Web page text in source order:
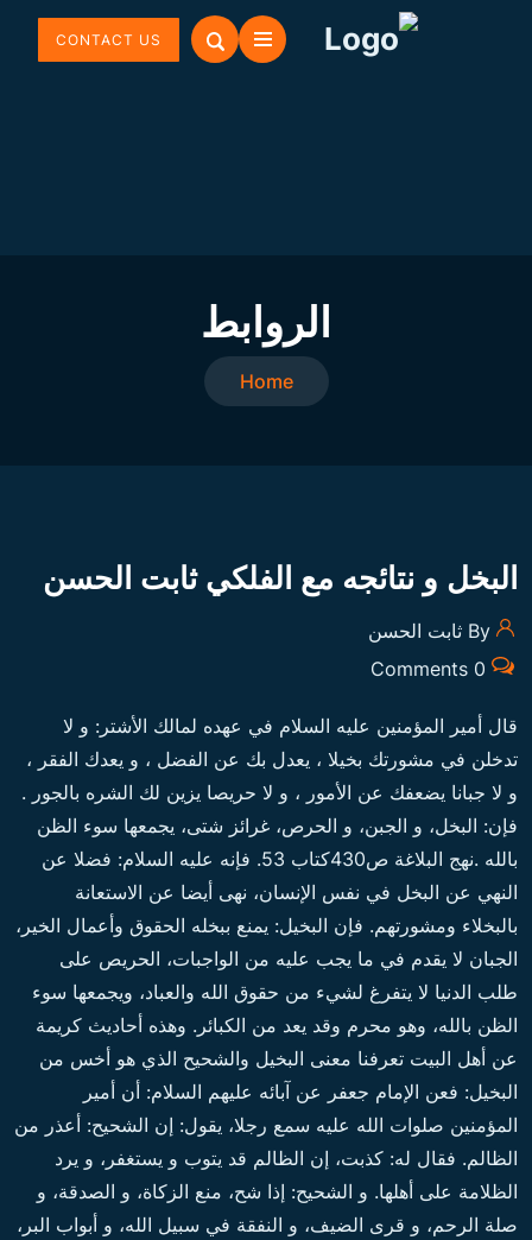
CONTACT US
الروابط
Home
البخل و نتائجه مع الفلكي ثابت الحسن
0 Comments
قال أمير المؤمنين عليه السلام في عهده لمالك الأشتر: و لا
تدخلن في مشورتك بخيلا ، يعدل بك عن الفضل ، و يعدك الفقر ،
و لا جبانا يضعفك عن الأمور ، و لا حريصا يزين لك الشره بالجور .
فإن: البخل، و الجبن، و الحرص، غرائز شتى، يجمعها سوء الظن
بالله .نهج البلاغة ص430كتاب 53.
فإنه عليه السلام: فضلا عن
النهي عن البخل في نفس الإنسان، نهى أيضا عن الاستعانة
بالبخلاء ومشورتهم. فإن البخيل: يمنع ببخله الحقوق وأعمال الخير،
الجبان لا يقدم في ما يجب عليه من الواجبات، الحريص على
طلب الدنيا لا يتفرغ لشيء من حقوق الله والعباد، ويجمعها سوء
الظن بالله، وهو محرم وقد يعد من الكبائر. وهذه أحاديث كريمة
عن أهل البيت تعرفنا معنى البخيل والشحيح الذي هو أخس من
البخيل: فعن الإمام جعفر عن آبائه عليهم السلام: أن أمير
المؤمنين صلوات الله عليه سمع رجلا، يقول: إن الشحيح: أعذر من
الظالم. فقال له: كذبت، إن الظالم قد يتوب و يستغفر، و يرد
الظلامة على أهلها. و الشحيح: إذا شح، منع الزكاة، و الصدقة، و
صلة الرحم، و قرى الضيف، و النفقة في سبيل الله، و أبواب البر،